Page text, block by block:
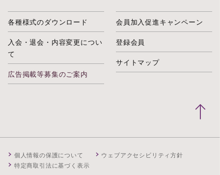
各種様式のダウンロード
入会・退会・内容変更につい
て
広告掲載等募集のご案内
会員加入促進キャンペーン
登録会員
サイトマップ
個人情報の保護について
ウェブアクセシビリティ方針
特定商取引法に基づく表示